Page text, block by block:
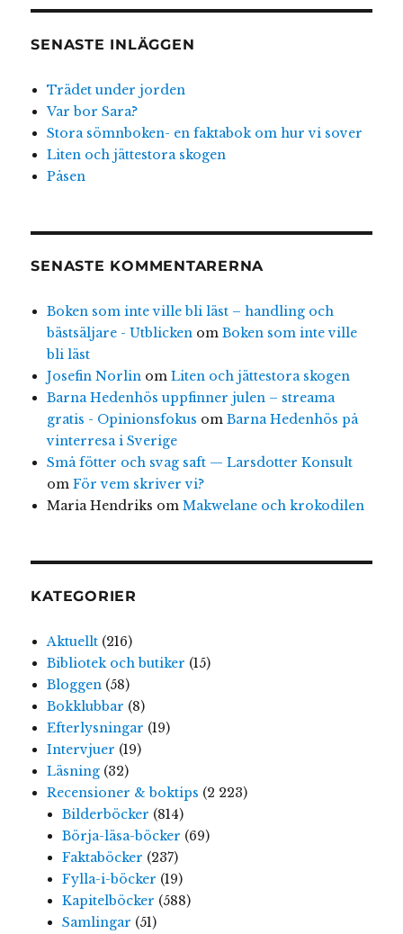
SENASTE INLÄGGEN
Trädet under jorden
Var bor Sara?
Stora sömnboken- en faktabok om hur vi sover
Liten och jättestora skogen
Påsen
SENASTE KOMMENTARERNA
Boken som inte ville bli läst – handling och
bästsäljare - Utblickenom Boken som inte ville
bli läst
Josefin Norlinom Liten och jättestora skogen
Barna Hedenhös uppfinner julen – streama
gratis - Opinionsfokus om Barna Hedenhös på
vinterresa i Sverige
Små fötter och svag saft — Larsdotter Konsult
om För vem skriver vi?
Maria Hendriks om Makwelane och krokodilen
KATEGORIER
Aktuellt(216)
Bibliotek och butiker (15)
Bloggen(58)
Bokklubbar (8)
Efterlysningar (19)
Intervjuer (19)
Läsning(32)
Recensioner & boktips (2 223)
Bilderböcker (814)
Börja-läsa-böcker (69)
Faktaböcker (237)
Fylla-i-böcker (19)
Kapitelböcker (588)
Samlingar (51)